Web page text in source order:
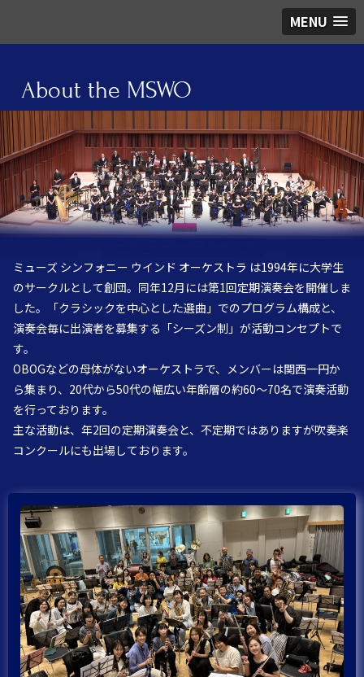
MENU
About the MSWO
ミューズ シンフォニー ウインド オーケストラ は1994年に大学生
のサークルとして創団。同年12月には第1回定期演奏会を開催しま
した。「クラシックを中心とした選曲」でのプログラム構成と、
演奏会毎に出演者を募集する「シーズン制」が活動コンセプトで
す。
OBOGなどの母体がないオーケストラで、メンバーは関西一円か
ら集まり、20代から50代の幅広い年齢層の約60～70名で演奏活動
を行っております。
主な活動は、年2回の定期演奏会と、不定期ではありますが吹奏楽
コンクールにも出場しております。